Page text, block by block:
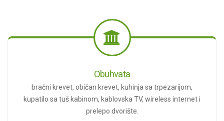
Obuhvata
bračni krevet, običan krevet, kuhinja sa trpezarijom,
kupatilo sa tuš kabinom, kablovska TV, wireless internet i
prelepo dvorište.